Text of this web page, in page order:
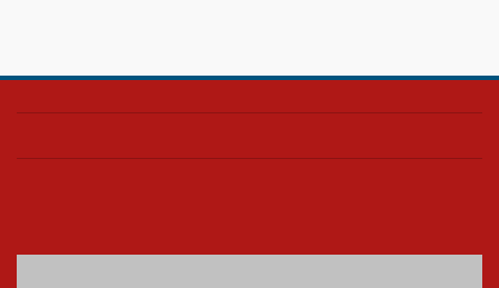
Confira como foi o culto mensal